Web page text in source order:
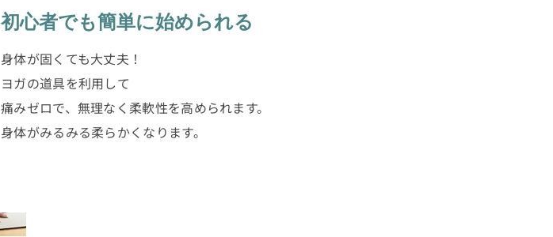
初心者でも簡単に始められる
身体が固くても大丈夫！
ヨガの道具を利用して
痛みゼロで、無理なく柔軟性を高められます。
身体がみるみる柔らかくなります。